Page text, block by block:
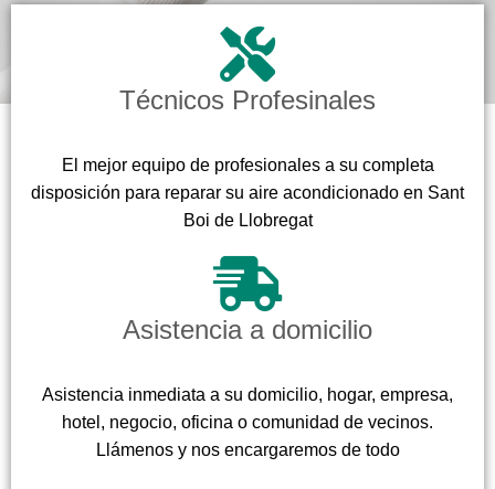
Técnicos Profesinales
El mejor equipo de profesionales a su completa
disposición para reparar su aire acondicionado en Sant
Boi de Llobregat
Asistencia a domicilio
Asistencia inmediata a su domicilio, hogar, empresa,
hotel, negocio, oficina o comunidad de vecinos.
Llámenos y nos encargaremos de todo